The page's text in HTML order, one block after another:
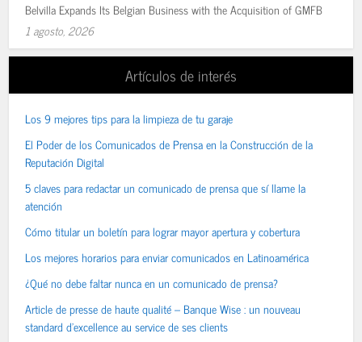
Belvilla Expands Its Belgian Business with the Acquisition of GMFB
1 agosto, 2026
Artículos de interés
Los 9 mejores tips para la limpieza de tu garaje
El Poder de los Comunicados de Prensa en la Construcción de la
Reputación Digital
5 claves para redactar un comunicado de prensa que sí llame la
atención
Cómo titular un boletín para lograr mayor apertura y cobertura
Los mejores horarios para enviar comunicados en Latinoamérica
¿Qué no debe faltar nunca en un comunicado de prensa?
Article de presse de haute qualité – Banque Wise : un nouveau
standard d’excellence au service de ses clients